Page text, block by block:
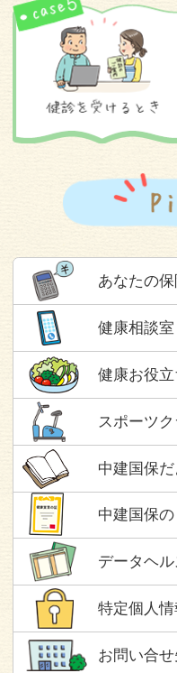
あなたの保
健康相談室
健康お役
スポーツ
中建国保だ
中建国保の
データヘ
特定個人
お問い合